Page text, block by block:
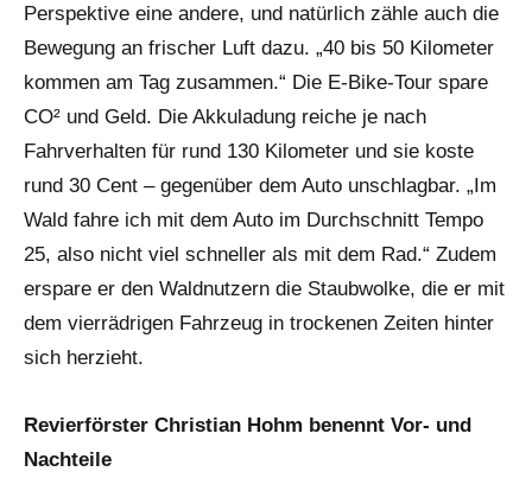
Perspektive eine andere, und natürlich zähle auch die
Bewegung an frischer Luft dazu. „40 bis 50 Kilometer
kommen am Tag zusammen.“ Die E-Bike-Tour spare
CO² und Geld. Die Akkuladung reiche je nach
Fahrverhalten für rund 130 Kilometer und sie koste
rund 30 Cent – gegenüber dem Auto unschlagbar. „Im
Wald fahre ich mit dem Auto im Durchschnitt Tempo
25, also nicht viel schneller als mit dem Rad.“ Zudem
erspare er den Waldnutzern die Staubwolke, die er mit
dem vierrädrigen Fahrzeug in trockenen Zeiten hinter
sich herzieht.
Revierförster Christian Hohm benennt Vor- und
Nachteile